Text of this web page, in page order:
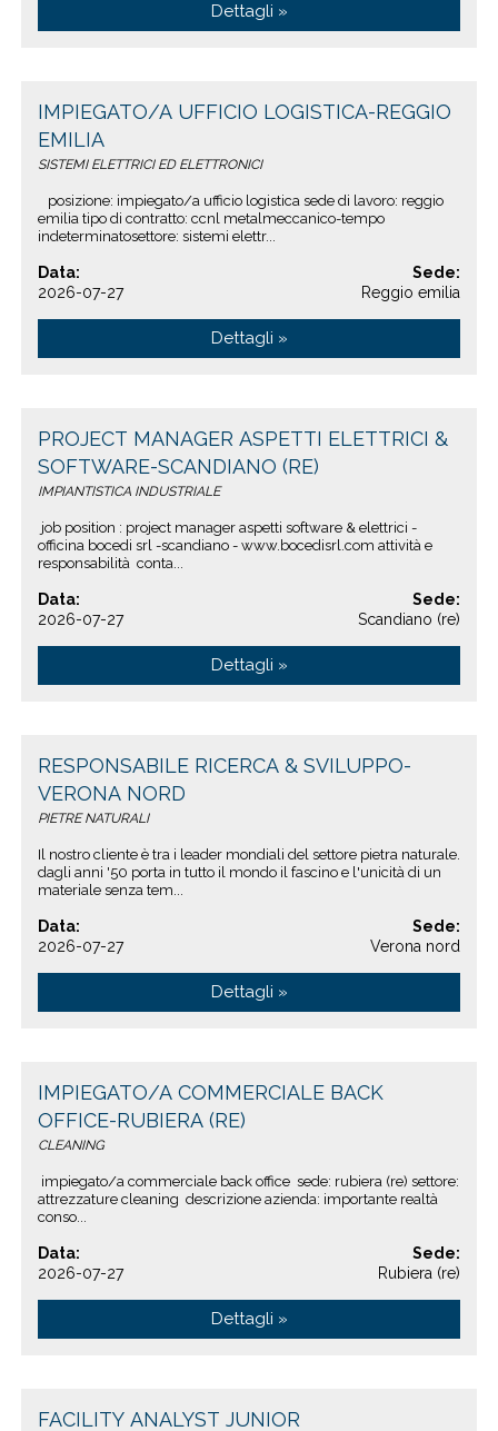
Dettagli »
IMPIEGATO/A UFFICIO LOGISTICA-REGGIO
EMILIA
SISTEMI ELETTRICI ED ELETTRONICI
posizione: impiegato/a ufficio logistica sede di lavoro: reggio
emilia tipo di contratto: ccnl metalmeccanico-tempo
indeterminatosettore: sistemi elettr...
Data:
2026-07-27
Sede:
Reggio emilia
Dettagli »
PROJECT MANAGER ASPETTI ELETTRICI &
SOFTWARE-SCANDIANO (RE)
IMPIANTISTICA INDUSTRIALE
job position : project manager aspetti software & elettrici -
officina bocedi srl -scandiano - www.bocedisrl.com attività e
responsabilità conta...
Data:
2026-07-27
Sede:
Scandiano (re)
Dettagli »
RESPONSABILE RICERCA & SVILUPPO-
VERONA NORD
PIETRE NATURALI
Il nostro cliente è tra i leader mondiali del settore pietra naturale.
dagli anni '50 porta in tutto il mondo il fascino e l'unicità di un
materiale senza tem...
Data:
2026-07-27
Sede:
Verona nord
Dettagli »
IMPIEGATO/A COMMERCIALE BACK
OFFICE-RUBIERA (RE)
CLEANING
impiegato/a commerciale back office sede: rubiera (re) settore:
attrezzature cleaning descrizione azienda: importante realtà
conso...
Data:
2026-07-27
Sede:
Rubiera (re)
Dettagli »
FACILITY ANALYST JUNIOR